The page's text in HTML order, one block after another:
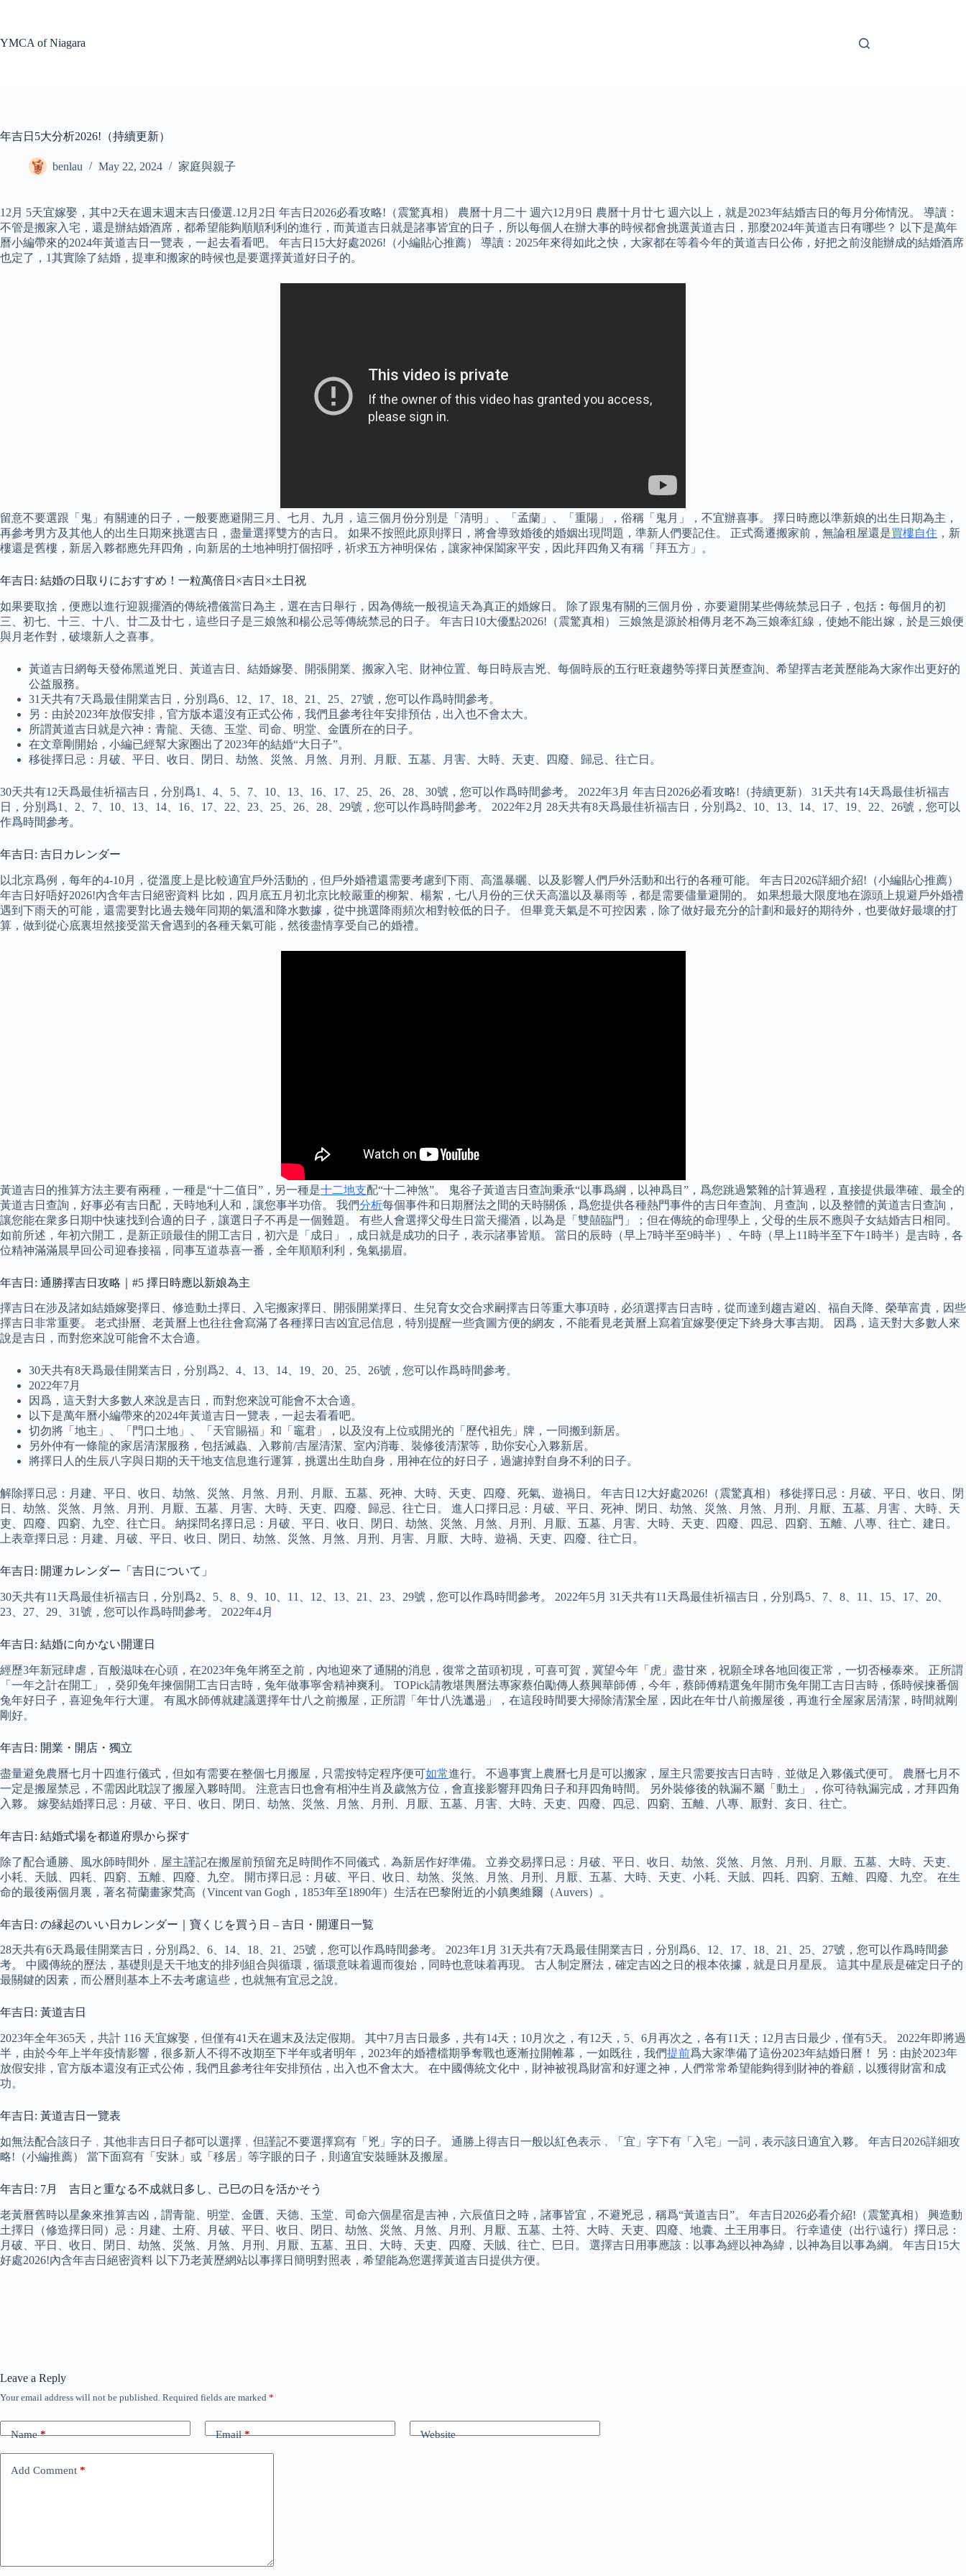
YMCA of Niagara
年吉日5大分析2026!（持續更新）
benlau May 22, 2024 家庭與親子
12月 5天宜嫁娶，其中2天在週末週末吉日優選.​12月2日 年吉日2026必看攻略!（震驚真相） 農曆十月二十 週六​12月9日 農曆十月廿七 週六​​以上，就是2023年結婚吉日的每月分佈情況。 導讀：
不管是搬家入宅，還是辦結婚酒席，都希望能夠順順利利的進行，而黃道吉日就是諸事皆宜的日子，所以每個人在辦大事的時候都會挑選黃道吉日，那麼2024年黃道吉日有哪些？ 以下是萬年
曆小編帶來的2024年黃道吉日一覽表，一起去看看吧。 年吉日15大好處2026!（小編貼心推薦） 導讀：2025年來得如此之快，大家都在等着今年的黃道吉日公佈，好把之前沒能辦成的結婚酒席
也定了，1其實除了結婚，提車和搬家的時候也是要選擇黃道好日子的。
留意不要選跟「鬼」有關連的日子，一般要應避開三月、七月、九月，這三個月份分別是「清明」、「孟蘭」、「重陽」，俗稱「鬼月」，不宜辦喜事。 擇日時應以準新娘的出生日期為主，
再參考男方及其他人的出生日期來挑選吉日，盡量選擇雙方的吉日。 如果不按照此原則擇日，將會導致婚後的婚姻出現問題，準新人們要記住。 正式喬遷搬家前，無論租屋還是買樓自住 ，新
樓還是舊樓，新居入夥都應先拜四角，向新居的土地神明打個招呼，祈求五方神明保佑，讓家神保闔家平安，因此拜四角又有稱「拜五方」。
年吉日: 結婚の日取りにおすすめ！一粒萬倍日×吉日×土日祝
如果要取捨，便應以進行迎親擺酒的傳統禮儀當日為主，選在吉日舉行，因為傳統一般視這天為真正的婚嫁日。 除了跟鬼有關的三個月份，亦要避開某些傳統禁忌日子，包括︰每個月的初
三、初七、十三、十八、廿二及廿七，這些日子是三娘煞和楊公忌等傳統禁忌的日子。 年吉日10大優點2026!（震驚真相） 三娘煞是源於相傳月老不為三娘牽紅線，使她不能出嫁，於是三娘便
與月老作對，破壞新人之喜事。
黃道吉日網每天發佈黑道兇日、黃道吉日、結婚嫁娶、開張開業、搬家入宅、財神位置、每日時辰吉兇、每個時辰的五行旺衰趨勢等擇日黃歷查詢、希望擇吉老黃歷能為大家作出更好的
公益服務。
31天共有7天爲最佳開業吉日，分別爲6、12、17、18、21、25、27號，您可以作爲時間參考。
另：由於2023年放假安排，官方版本還沒有正式公佈，我們且參考往年安排預估，出入也不會太大。
所謂黃道吉日就是六神：青龍、天德、玉堂、司命、明堂、金匱所在的日子。
在文章剛開始，小編已經幫大家圈出了2023年的結婚“大日子”。
移徙擇日忌：月破、平日、收日、閉日、劫煞、災煞、月煞、月刑、月厭、五墓、月害、大時、天吏、四廢、歸忌、往亡日。
30天共有12天爲最佳祈福吉日，分別爲1、4、5、7、10、13、16、17、25、26、28、30號，您可以作爲時間參考。 2022年3月 年吉日2026必看攻略!（持續更新） 31天共有14天爲最佳祈福吉
日，分別爲1、2、7、10、13、14、16、17、22、23、25、26、28、29號，您可以作爲時間參考。 2022年2月 28天共有8天爲最佳祈福吉日，分別爲2、10、13、14、17、19、22、26號，您可以
作爲時間參考。
年吉日: 吉日カレンダー
以北京爲例，每年的4-10月，從溫度上是比較適宜戶外活動的，但戶外婚禮還需要考慮到下雨、高溫暴曬、以及影響人們戶外活動和出行的各種可能。 年吉日2026詳細介紹!（小編貼心推薦）
年吉日好唔好2026!內含年吉日絕密資料 比如，四月底五月初北京比較嚴重的柳絮、楊絮，七八月份的三伏天高溫以及暴雨等，都是需要儘量避開的。 如果想最大限度地在源頭上規避戶外婚禮
遇到下雨天的可能，還需要對比過去幾年同期的氣溫和降水數據，從中挑選降雨頻次相對較低的日子。 但畢竟天氣是不可控因素，除了做好最充分的計劃和最好的期待外，也要做好最壞的打
算，做到從心底裏坦然接受當天會遇到的各種天氣可能，然後盡情享受自己的婚禮。
黃道吉日的推算方法主要有兩種，一種是“十二值日”，另一種是十二地支配“十二神煞”。 鬼谷子黃道吉日查詢秉承“以事爲綱，以神爲目”，爲您跳過繁雜的計算過程，直接提供最準確、最全的
黃道吉日查詢，好事必有吉日配，天時地利人和，讓您事半功倍。 我們分析每個事件和日期曆法之間的天時關係，爲您提供各種熱門事件的吉日年查詢、月查詢，以及整體的黃道吉日查詢，
讓您能在衆多日期中快速找到合適的日子，讓選日子不再是一個難題。 有些人會選擇父母生日當天擺酒，以為是「雙囍臨門」；但在傳統的命理學上，父母的生辰不應與子女結婚吉日相同。
如前所述，年初六開工，是新正頭最佳的開工吉日，初六是「成日」，成日就是成功的日子，表示諸事皆順。 當日的辰時（早上7時半至9時半）、午時（早上11時半至下午1時半）是吉時，各
位精神滿滿晨早回公司迎春接福，同事互道恭喜一番，全年順順利利，兔氣揚眉。
年吉日: 通勝擇吉日攻略｜#5 擇日時應以新娘為主
擇吉日在涉及諸如結婚嫁娶擇日、修造動土擇日、入宅搬家擇日、開張開業擇日、生兒育女交合求嗣擇吉日等重大事項時，必須選擇吉日吉時，從而達到趨吉避凶、福自天降、榮華富貴，因些
擇吉日非常重要。 老式掛曆、老黃曆上也往往會寫滿了各種擇日吉凶宜忌信息，特別提醒一些貪圖方便的網友，不能看見老黃曆上寫着宜嫁娶便定下終身大事吉期。 因爲，這天對大多數人來
說是吉日，而對您來說可能會不太合適。
30天共有8天爲最佳開業吉日，分別爲2、4、13、14、19、20、25、26號，您可以作爲時間參考。
2022年7月
因爲，這天對大多數人來說是吉日，而對您來說可能會不太合適。
以下是萬年曆小編帶來的2024年黃道吉日一覽表，一起去看看吧。
切勿將「地主」、「門口土地」、「天官賜福」和「竈君」，以及沒有上位或開光的「歷代袓先」牌，一同搬到新居。
另外仲有一條龍的家居清潔服務，包括滅蟲、入夥前/吉屋清潔、室內消毒、裝修後清潔等，助你安心入夥新居。
將擇日人的生辰八字與日期的天干地支信息進行運算，挑選出生助自身，用神在位的好日子，過濾掉對自身不利的日子。
解除擇日忌：月建、平日、收日、劫煞、災煞、月煞、月刑、月厭、五墓、死神、大時、天吏、四廢、死氣、遊禍日。 年吉日12大好處2026!（震驚真相） 移徙擇日忌：月破、平日、收日、閉
日、劫煞、災煞、月煞、月刑、月厭、五墓、月害、大時、天吏、四廢、歸忌、往亡日。 進人口擇日忌：月破、平日、死神、閉日、劫煞、災煞、月煞、月刑、月厭、五墓、月害 、大時、天
吏、四廢、四窮、九空、往亡日。 納採問名擇日忌：月破、平日、收日、閉日、劫煞、災煞、月煞、月刑、月厭、五墓、月害、大時、天吏、四廢、四忌、四窮、五離、八專、往亡、建日。
上表章擇日忌：月建、月破、平日、收日、閉日、劫煞、災煞、月煞、月刑、月害、月厭、大時、遊禍、天吏、四廢、往亡日。
年吉日: 開運カレンダー「吉日について」
30天共有11天爲最佳祈福吉日，分別爲2、5、8、9、10、11、12、13、21、23、29號，您可以作爲時間參考。 2022年5月 31天共有11天爲最佳祈福吉日，分別爲5、7、8、11、15、17、20、
23、27、29、31號，您可以作爲時間參考。 2022年4月
年吉日: 結婚に向かない開運日
經歷3年新冠肆虐，百般滋味在心頭，在2023年兔年將至之前，內地迎來了通關的消息，復常之苗頭初現，可喜可賀，冀望今年「虎」盡甘來，祝願全球各地回復正常，一切否極泰來。 正所謂
「一年之計在開工」，癸卯兔年揀個開工吉日吉時，兔年做事寧舍精神爽利。 TOPick請教堪輿曆法專家蔡伯勵傳人蔡興華師傅，今年，蔡師傅精選兔年開市兔年開工吉日吉時，係時候揀番個
兔年好日子，喜迎兔年行大運。 有風水師傅就建議選擇年廿八之前搬屋，正所謂「年廿八洗邋遢」，在這段時間要大掃除清潔全屋，因此在年廿八前搬屋後，再進行全屋家居清潔，時間就剛
剛好。
年吉日: 開業・開店・獨立
盡量避免農曆七月十四進行儀式，但如有需要在整個七月搬屋，只需按特定程序便可如常進行。 不過事實上農曆七月是可以搬家，屋主只需要按吉日吉時﹐並做足入夥儀式便可。 農曆七月不
一定是搬屋禁忌，不需因此耽誤了搬屋入夥時間。 注意吉日也會有相沖生肖及歲煞方位，會直接影響拜四角日子和拜四角時間。 另外裝修後的執漏不屬「動土」，你可待執漏完成，才拜四角
入夥。 嫁娶結婚擇日忌：月破、平日、收日、閉日、劫煞、災煞、月煞、月刑、月厭、五墓、月害、大時、天吏、四廢、四忌、四窮、五離、八專、厭對、亥日、往亡。
年吉日: 結婚式場を都道府県から探す
除了配合通勝、風水師時間外﹐屋主謹記在搬屋前預留充足時間作不同儀式﹐為新居作好準備。 立券交易擇日忌：月破、平日、收日、劫煞、災煞、月煞、月刑、月厭、五墓、大時、天吏、
小耗、天賊、四耗、四窮、五離、四廢、九空。 開市擇日忌：月破、平日、收日、劫煞、災煞、月煞、月刑、月厭、五墓、大時、天吏、小耗、天賊、四耗、四窮、五離、四廢、九空。 在生
命的最後兩個月裏，著名荷蘭畫家梵高（Vincent van Gogh，1853年至1890年）生活在巴黎附近的小鎮奧維爾（Auvers）。
年吉日: の縁起のいい日カレンダー｜寶くじを買う日 – 吉日・開運日一覧
28天共有6天爲最佳開業吉日，分別爲2、6、14、18、21、25號，您可以作爲時間參考。 2023年1月 31天共有7天爲最佳開業吉日，分別爲6、12、17、18、21、25、27號，您可以作爲時間參
考。 中國傳統的歷法，基礎則是天干地支的排列組合與循環，循環意味着週而復始，同時也意味着再現。 古人制定曆法，確定吉凶之日的根本依據，就是日月星辰。 這其中星辰是確定日子的
最關鍵的因素，而公曆則基本上不去考慮這些，也就無有宜忌之說。
年吉日: 黃道吉日
2023年全年365天，共計 116 天宜嫁娶，但僅有41天在週末及法定假期。 其中7月吉日最多，共有14天；10月次之，有12天，5、6月再次之，各有11天；12月吉日最少，僅有5天。 2022年即將過
半，由於今年上半年疫情影響，很多新人不得不改期至下半年或者明年，2023年的婚禮檔期爭奪戰也逐漸拉開帷幕，一如既往，我們提前爲大家準備了這份2023年結婚日曆！ 另：由於2023年
放假安排，官方版本還沒有正式公佈，我們且參考往年安排預估，出入也不會太大。 在中國傳統文化中，財神被視爲財富和好運之神，人們常常希望能夠得到財神的眷顧，以獲得財富和成
功。
年吉日: 黃道吉日一覽表
如無法配合該日子﹐其他非吉日日子都可以選擇﹐但謹記不要選擇寫有「兇」字的日子。 通勝上得吉日一般以紅色表示﹐「宜」字下有「入宅」一詞，表示該日適宜入夥。 年吉日2026詳細攻
略!（小編推薦） 當下面寫有「安牀」或「移居」等字眼的日子，則適宜安裝睡牀及搬屋。
年吉日: 7月 吉日と重なる不成就日多し、己巳の日を活かそう
老黃曆舊時以星象來推算吉凶，謂青龍、明堂、金匱、天德、玉堂、司命六個星宿是吉神，六辰值日之時，諸事皆宜，不避兇忌，稱爲“黃道吉日”。 年吉日2026必看介紹!（震驚真相） 興造動
土擇日（修造擇日同）忌：月建、土府、月破、平日、收日、閉日、劫煞、災煞、月煞、月刑、月厭、五墓、土符、大時、天吏、四廢、地囊、土王用事日。 行幸遣使（出行\遠行）擇日忌：
月破、平日、收日、閉日、劫煞、災煞、月煞、月刑、月厭、五墓、丑日、大時、天吏、四廢、天賊、往亡、巳日。 選擇吉日用事應該：以事為經以神為緯，以神為目以事為綱。 年吉日15大
好處2026!內含年吉日絕密資料 以下乃老黃歷網站以事擇日簡明對照表，希望能為您選擇黃道吉日提供方便。
Leave a Reply
Your email address will not be published. Required fields are marked *
Name* Email* Website
Add Comment *